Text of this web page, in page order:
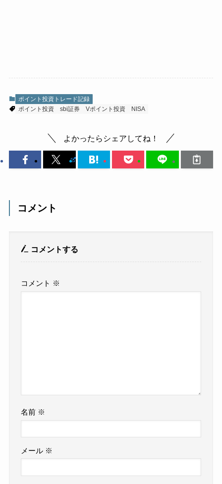
ポイント投資トレード記録
ポイント投資
sbi証券 Vポイント投資 NISA
よかったらシェアしてね！
コメント
コメントする
コメント ※
名前 ※
メール ※